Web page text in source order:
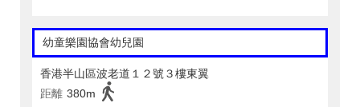
幼童樂園協會幼兒園
香港半山區波老道１２號３樓東翼
距離 380m